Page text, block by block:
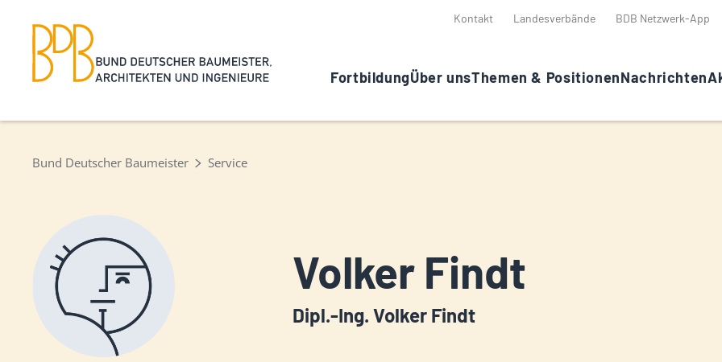
Kontakt Landesverbände BDB Netzwerk-App
FortbildungÜber unsThemen & PositionenNachrichten
Bund Deutscher Baumeister Service
Volker Findt
Dipl.-Ing. Volker Findt